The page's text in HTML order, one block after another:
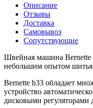
Описание
Отзывы
Доставка
Самовывоз
Сопутствующие
Швейная машина Bernette
небольшим опытом
Bernette b33 обладает
устройство
дисковыми